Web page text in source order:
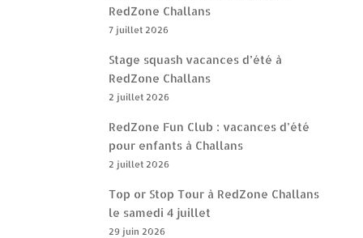
RedZone Challans
7 juillet 2026
Stage squash vacances d’été à
RedZone Challans
2 juillet 2026
RedZone Fun Club : vacances d’été
pour enfants à Challans
2 juillet 2026
Top or Stop Tour à RedZone Challans
le samedi 4 juillet
29 juin 2026